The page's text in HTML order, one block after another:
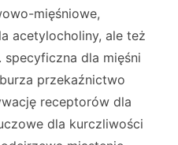
mięśniowe,
acetylocholiny, ale też
dla mięśni
przekaźnictwo
receptorów dla
dla kurczliwości